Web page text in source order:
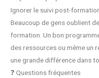
Ignorer le suivi post-
Beaucoup de gens oublient
formation. Un bon
des ressources ou même un
une grande différence dans
❓ Questions fréquentes